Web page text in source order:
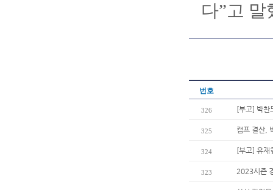
다”고 말
번호
326 [부고] 박찬
325 캠프 결산,
324 [부고] 유재
323 2023시즌